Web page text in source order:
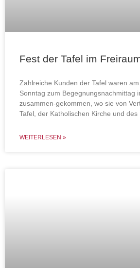
Fest der Tafel im
Zahlreiche Kunden der Tafel waren
Sonntag zum Begegnungsnachmittag
zusammen-gekommen, wo sie von
Tafel, der Katholischen Kirche und des
WEITERLESEN »